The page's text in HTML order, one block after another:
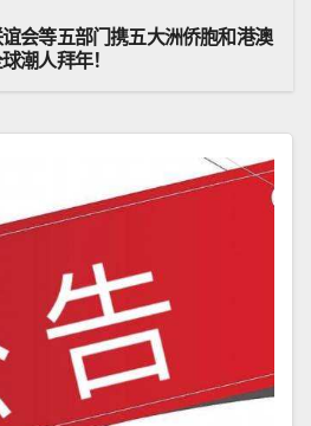
会等五部门携五大洲侨胞和港澳
潮人拜年！